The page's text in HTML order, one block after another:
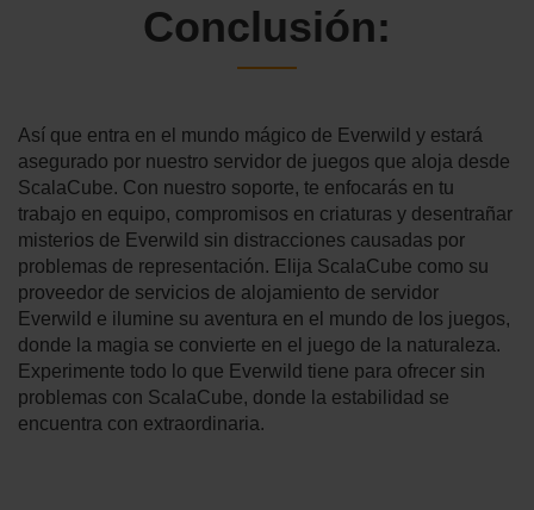
Conclusión:
Así que entra en el mundo mágico de Everwild y estará
asegurado por nuestro servidor de juegos que aloja desde
ScalaCube. Con nuestro soporte, te enfocarás en tu
trabajo en equipo, compromisos en criaturas y desentrañar
misterios de Everwild sin distracciones causadas por
problemas de representación. Elija ScalaCube como su
proveedor de servicios de alojamiento de servidor
Everwild e ilumine su aventura en el mundo de los juegos,
donde la magia se convierte en el juego de la naturaleza.
Experimente todo lo que Everwild tiene para ofrecer sin
problemas con ScalaCube, donde la estabilidad se
encuentra con extraordinaria.